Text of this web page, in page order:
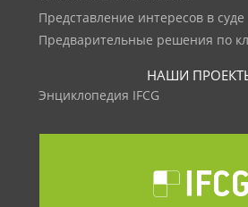
Представление интересов в суде
Предварительные решения по
НАШИ
Энциклопедия IFCG